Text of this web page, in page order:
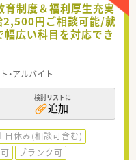
育制度＆福利厚生充実
円ご相談可能/就
広い科目を対応でき
・アルバイト
検討リストに
追加
日休み(相談可含む)
ブランク可